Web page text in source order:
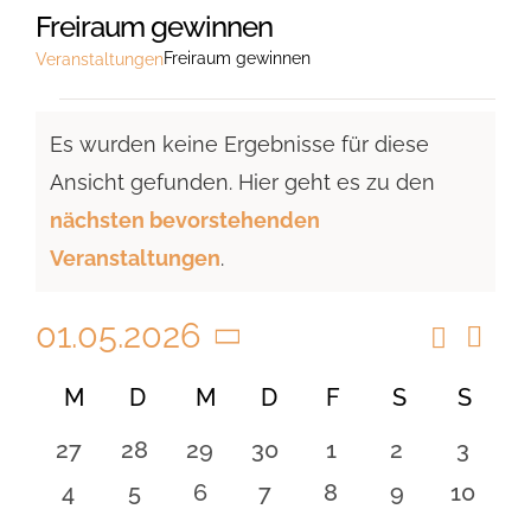
Freiraum gewinnen
VeranstaltungenFreiraum gewinnen
Hinweis
Es wurden keine Ergebnisse für diese
Ansicht gefunden. Hier geht es zu den
nächsten bevorstehenden
Veranstaltungen.
Suche
Suche
Monat
01.05.2026
Datum
wählen.
Kalender
von
Veranstaltungen
M MONTAG
D DIENSTAG
M MITTWOCH
D DONNERSTAG
F FREITAG
SSAMSTAG
S
0
Veranstaltungen
27
0
Veranstaltungen
28
0
Veranstaltungen
29
0
Veranstaltungen
30
0
Veranstaltungen
1
0
2
0
3
0
4
0
5
0
6
0
7
0
8
0
9
0
10